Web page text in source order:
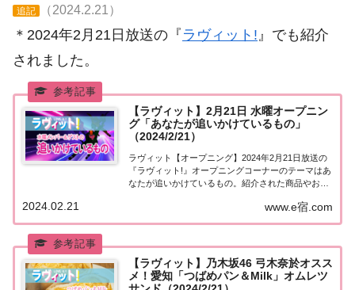
追記 （2024.2.21）
＊2024年2月21日放送の『 ラヴィット!』でも紹介
されました。
【ラヴィット】2月21日 水曜オープニン
グ「あなたが追いかけているもの」
（2024/2/21）
ラヴィット【オープニング】2024年2月21日放送の
『ラヴィット!』オープニングコーナーのテーマはあ
なたが追いかけているもの。紹介された商品やお店
たが追いかけているもの今日2月21日は20018年平昌
オリンピックで女子団体が初の金メダ...
www.e宿.com
2024.02.21
【ラヴィット】乃木坂46 弓木奈於オスス
メ！愛知「つばめパン＆Milk」オムレツ